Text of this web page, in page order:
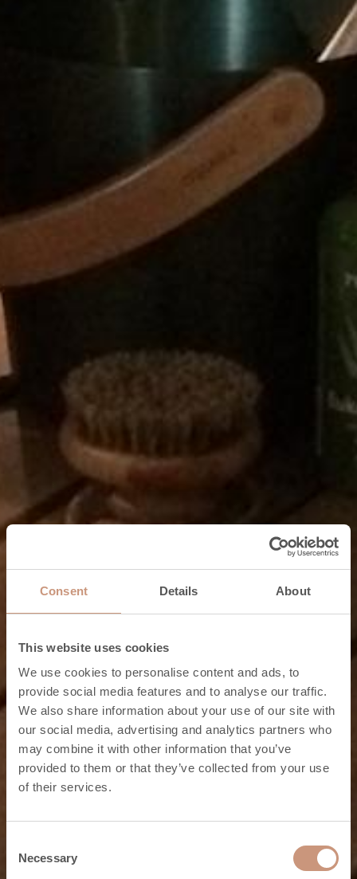
Consent Details About
This website uses cookies
We use cookies to personalise content and ads, to
provide social media features and to analyse our traffic.
We also share information about your use of our site with
our social media, advertising and analytics partners who
may combine it with other information that you’ve
provided to them or that they’ve collected from your use
of their services.
Selection
Necessary
Usein kysytyt
Vastauksia usein
kysymyksiin